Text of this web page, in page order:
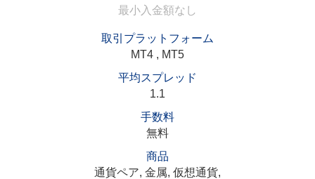
最小入金額なし
取引プラットフォーム
MT4 , MT5
平均スプレッド
1.1
手数料
無料
商品
通貨ペア, 金属, 仮想通貨,